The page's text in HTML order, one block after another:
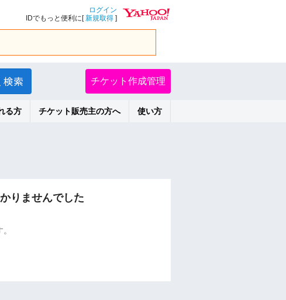
ログイン
IDでもっと便利に[新規取得 ]
チケット作成管理
る方 チケット販売主の方へ 使い方
りませんでした